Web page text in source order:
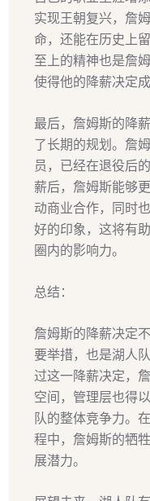
实现王朝复兴，詹
命，还能在历史上
至上的精神也是詹
使得他的降薪决定
最后，詹姆斯的降
了长期的规划。詹
员，已经在退役后
薪后，詹姆斯能够
动商业合作，同时
好的印象，这将有
圈内的影响力。
总结：
詹姆斯的降薪决定
要举措，也是湖人
过这一降薪决定，
空间，管理层也得
队的整体竞争力。
程中，詹姆斯的牺
展潜力。